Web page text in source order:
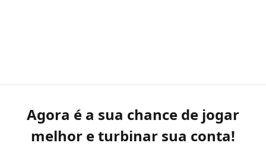
Agora é a sua chance de jogar
melhor e turbinar sua conta!